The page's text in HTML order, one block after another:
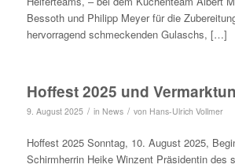
Bessoth und Philipp Meyer für die
hervorragend schmeckenden Gulaschs, […]
Hoffest 2025 und
9. August 2025 / in News / von Hans-Ulrich Vollmer
Hoffest 2025 Sonntag, 10. August 2025,
Schirmherrin Heike Winzent Präsidentin des